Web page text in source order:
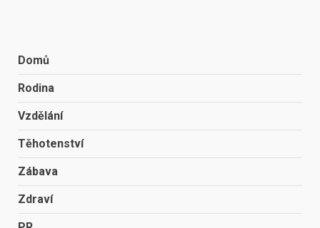
Domů
Rodina
Vzdělání
Těhotenství
Zábava
Zdraví